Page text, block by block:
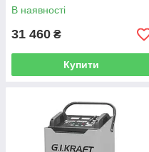
В наявності
31 460 ₴
Купити